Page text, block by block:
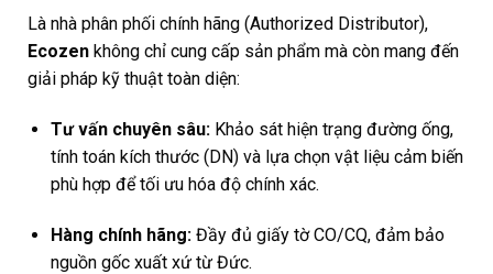
Là nhà phân phối chính hãng (Authorized Distributor),
Ecozen không chỉ cung cấp sản phẩm mà còn mang đến
giải pháp kỹ thuật toàn diện:
Tư vấn chuyên sâu:Khảo sát hiện trạng đường ống,
tính toán kích thước (DN) và lựa chọn vật liệu cảm biến
phù hợp để tối ưu hóa độ chính xác.
Hàng chính hãng:Đầy đủ giấy tờ CO/CQ, đảm bảo
nguồn gốc xuất xứ từ Đức.